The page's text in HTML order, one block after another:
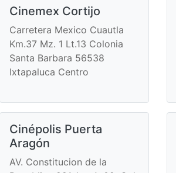
Cinemex Cortijo
Carretera Mexico Cuautla
Km.37 Mz. 1 Lt.13 Colonia
Santa Barbara 56538
Ixtapaluca Centro
Cinépolis Puerta
Aragón
AV. Constitucion de la